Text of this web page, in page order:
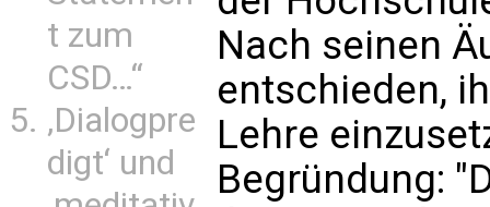
t zum
CSD…“
‚Dialogpre
digt‘ und
Nach seinen
entschieden,
Lehre
Begründung: